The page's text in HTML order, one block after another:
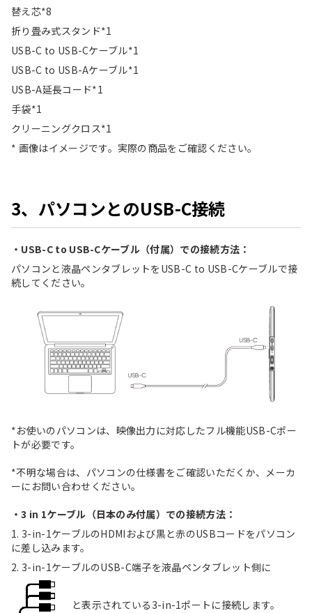
替え芯*8
折り畳み式スタンド*1
USB-C to USB-Cケーブル*1
USB-C to USB-Aケーブル*1
USB-A延長コード*1
手袋*1
クリーニングクロス*1
* 画像はイメージです。実際の商品をご確認ください。
3、パソコンとのUSB-C接続
・USB-C to USB-Cケーブル（付属）での接続方法：
パソコンと液晶ペンタブレットをUSB-C to USB-Cケーブルで接
続してください。
*お使いのパソコンは、映像出力に対応したフル機能USB-Cポー
トが必要です。
*不明な場合は、パソコンの仕様書をご確認いただくか、メーカ
ーにお問い合わせください。
・3 in 1ケーブル（日本のみ付属）での接続方法：
1. 3-in-1ケーブルのHDMIおよび黒と赤のUSBコードをパソコン
に差し込みます。
2. 3-in-1ケーブルのUSB-C端子を液晶ペンタブレット側に
と表示されている3-in-1ポートに接続します。